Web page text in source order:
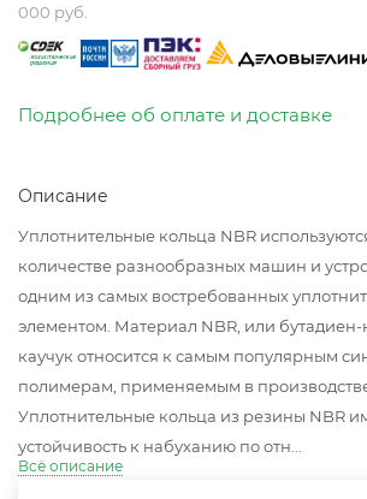
000 руб.
Подробнее об оплате и доставке
Описание
Уплотнительные кольца NBR
количестве разнообразных машин и
одним из самых востребованных
элементом. Материал NBR, или
каучук относится к самым популярным
полимерам, применяемым в
Уплотнительные кольца из резины NBR
устойчивость к набуханию по отн...
Всё описание